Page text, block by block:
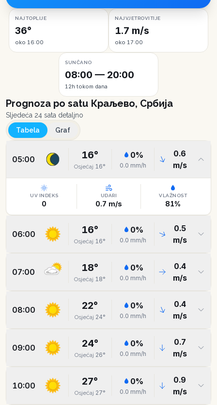
NAJTOPLIJE
36°
oko 16:00
NAJVJETROVITIJE
1.7 m/s
oko 17:00
SUNČANO
08:00 — 20:00
12h tokom dana
Prognoza po satu Краљево, Србија
Sljedeća 24 sata detaljno
Tabela
Graf
05:00 16°
Osjećaj 16°
0%
0.0 mm/h
0.6
m/s
UV INDEKS
0
UDARI
0.7 m/s
VLAŽNOST
81%
06:00 16°
Osjećaj 16°
0%
0.0 mm/h
0.5
m/s
07:00 18°
Osjećaj 18°
0%
0.0 mm/h
0.4
m/s
08:00 22°
Osjećaj 24°
0%
0.0 mm/h
0.4
m/s
09:00 24°
Osjećaj 26°
0%
0.0 mm/h
0.7
m/s
10:00 27°
Osjećaj 27°
0%
0.0 mm/h
0.9
m/s